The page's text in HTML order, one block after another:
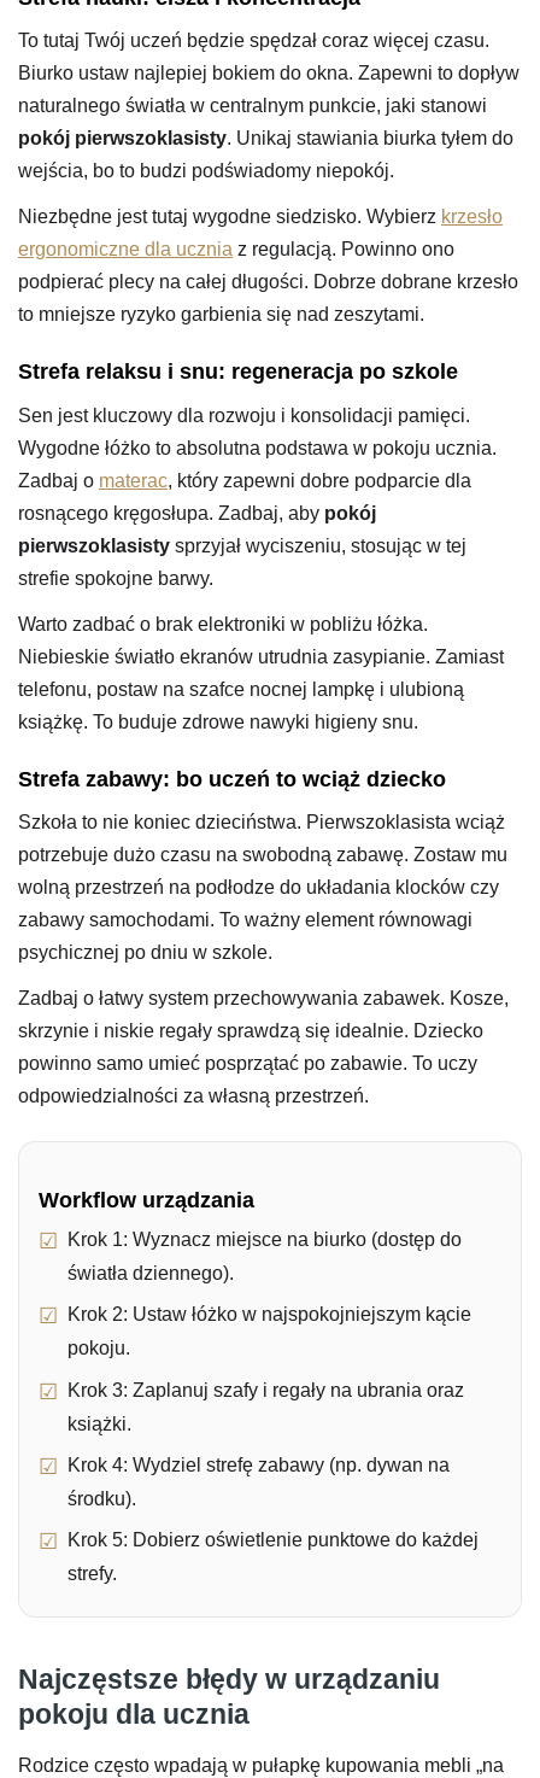
To tutaj Twój uczeń będzie spędzał coraz więcej czasu.
Biurko ustaw najlepiej bokiem do okna. Zapewni to dopływ
naturalnego światła w centralnym punkcie, jaki stanowi
pokój pierwszoklasisty. Unikaj stawiania biurka tyłem do
wejścia, bo to budzi podświadomy niepokój.
Niezbędne jest tutaj wygodne siedzisko. Wybierz krzesło
ergonomiczne dla ucznia z regulacją. Powinno ono
podpierać plecy na całej długości. Dobrze dobrane krzesło
to mniejsze ryzyko garbienia się nad zeszytami.
Strefa relaksu i snu: regeneracja po szkole
Sen jest kluczowy dla rozwoju i konsolidacji pamięci.
Wygodne łóżko to absolutna podstawa w pokoju ucznia.
Zadbaj o materac, który zapewni dobre podparcie dla
rosnącego kręgosłupa. Zadbaj, aby pokój
pierwszoklasisty sprzyjał wyciszeniu, stosując w tej
strefie spokojne barwy.
Warto zadbać o brak elektroniki w pobliżu łóżka.
Niebieskie światło ekranów utrudnia zasypianie. Zamiast
telefonu, postaw na szafce nocnej lampkę i ulubioną
książkę. To buduje zdrowe nawyki higieny snu.
Strefa zabawy: bo uczeń to wciąż dziecko
Szkoła to nie koniec dzieciństwa. Pierwszoklasista wciąż
potrzebuje dużo czasu na swobodną zabawę. Zostaw mu
wolną przestrzeń na podłodze do układania klocków czy
zabawy samochodami. To ważny element równowagi
psychicznej po dniu w szkole.
Zadbaj o łatwy system przechowywania zabawek. Kosze,
skrzynie i niskie regały sprawdzą się idealnie. Dziecko
powinno samo umieć posprzątać po zabawie. To uczy
odpowiedzialności za własną przestrzeń.
Workflow urządzania
Krok 1: Wyznacz miejsce na biurko (dostęp do
światła dziennego).
Krok 2: Ustaw łóżko w najspokojniejszym kącie
pokoju.
Krok 3: Zaplanuj szafy i regały na ubrania oraz
książki.
Krok 4: Wydziel strefę zabawy (np. dywan na
środku).
Krok 5: Dobierz oświetlenie punktowe do każdej
strefy.
Najczęstsze błędy w urządzaniu
pokoju dla ucznia
Rodzice często wpadają w pułapkę kupowania mebli „na